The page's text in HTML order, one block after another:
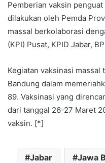
Pemberian vaksin
dilakukan oleh Pemda
massal berkolaborasi
(KPI) Pusat, KPID Jabar,
Kegiatan vaksinasi
Bandung dalam
89. Vaksinasi yang
dari tanggal 26-27 Maret
vaksin. [*]
Jabar Jawa